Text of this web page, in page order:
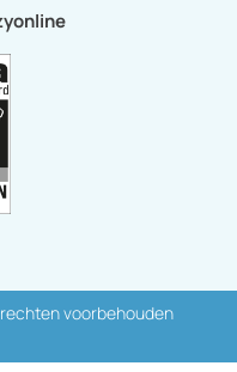
voorbehouden